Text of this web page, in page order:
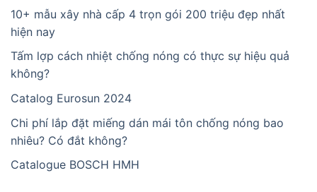
10+ mẫu xây nhà cấp 4 trọn gói 200 triệu đẹp nhất
hiện nay
Tấm lợp cách nhiệt chống nóng có thực sự hiệu quả
không?
Catalog Eurosun 2024
Chi phí lắp đặt miếng dán mái tôn chống nóng bao
nhiêu? Có đắt không?
Catalogue BOSCH HMH